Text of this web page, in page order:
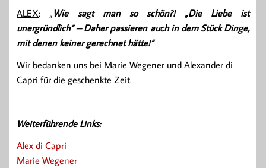
ALEX: „Wie sagt man so schön?! „Die Liebe ist
unergründlich“ – Daher passieren auch in dem Stück Dinge,
mit denen keiner gerechnet hätte!“
Wir bedanken uns bei Marie Wegener und Alexander di
Capri für die geschenkte Zeit.
Weiterführende Links:
Alex di Capri
Marie Wegener